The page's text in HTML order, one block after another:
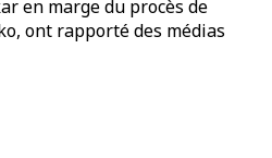
en marge du procès de
ont rapporté des médias